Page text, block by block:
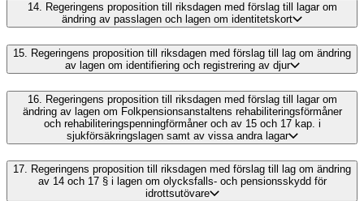
14. Regeringens proposition till riksdagen med förslag till lagar om
ändring av passlagen och lagen om identitetskort
15.
Regeringens proposition till riksdagen med förslag till lag om ändring
av lagen om identifiering och registrering av djur
16. Regeringens proposition till riksdagen med förslag till lagar om
ändring av lagen om Folkpensionsanstaltens rehabiliteringsförmåner
och rehabiliteringspenningförmåner och av 15 och 17 kap. i
sjukförsäkringslagen samt av vissa andra lagar
17. Regeringens proposition till riksdagen med förslag till lag om ändring
av 14 och 17 § i lagen om olycksfalls- och pensionsskydd för
idrottsutövare